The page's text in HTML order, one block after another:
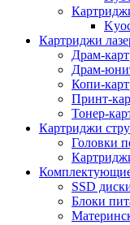
Картриджи
Драм-
Драм-
Копи-
Принт-
Тонер-
Картриджи
Головки
SSD
Блоки